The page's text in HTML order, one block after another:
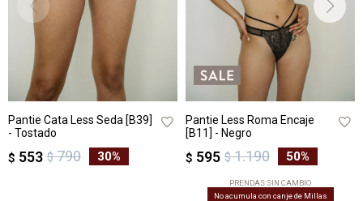
Pantie Cata Less Seda [B39]
- Tostado
$ 553 $ 790 30
Pantie Less Roma Encaje
[B11] - Negro
$ 595 $ 1.190 50
PRENDAS SIN CAMBIO
No acumula con canje de Millas